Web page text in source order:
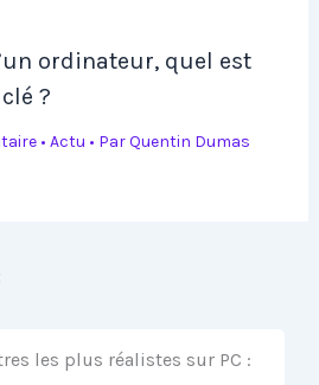
ordinateur, quel est
?
• Actu • ParQuentin Dumas
les plus réalistes sur PC :